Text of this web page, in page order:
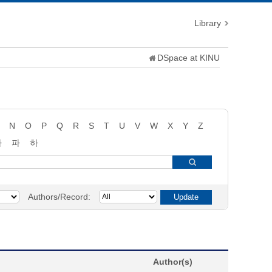
Library
DSpace at KINU
N O P Q R S T U V W X Y
Z
파
하
Authors/Record:
Author(s)